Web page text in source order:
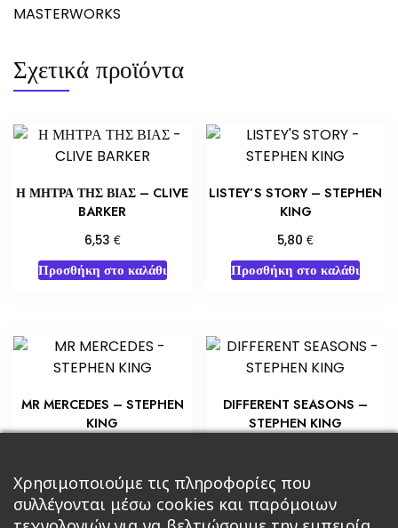
MASTERWORKS
Σχετικά προϊόντα
Η ΜΗΤΡΑ ΤΗΣ ΒΙΑΣ – CLIVE
BARKER
6,53 €
Προσθήκη στο καλάθι
LISTEY’S STORY – STEPHEN
KING
5,80€
Προσθήκη στο καλάθι
MR MERCEDES – STEPHEN
KING
Προσθήκη στο καλάθι
DIFFERENT SEASONS –
STEPHEN KING
Προσθήκη στο καλάθι
Χρησιμοποιούμε τις πληροφορίες που
συλλέγονται μέσω cookies και παρόμοιων